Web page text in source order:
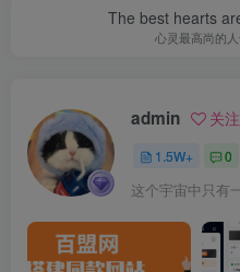
The best hearts
心灵最高尚的
admin 关注
1.5W+ 0